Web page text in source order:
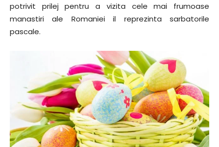
potrivit prilej pentru a vizita cele mai frumoase
manastiri ale Romaniei il reprezinta sarbatorile
pascale.